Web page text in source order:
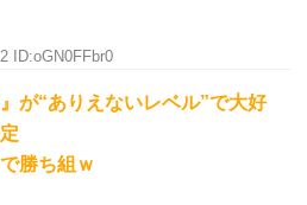
ID:oGN0FFbr0
が“ありえないレベル”で大好
勝ち組ｗ